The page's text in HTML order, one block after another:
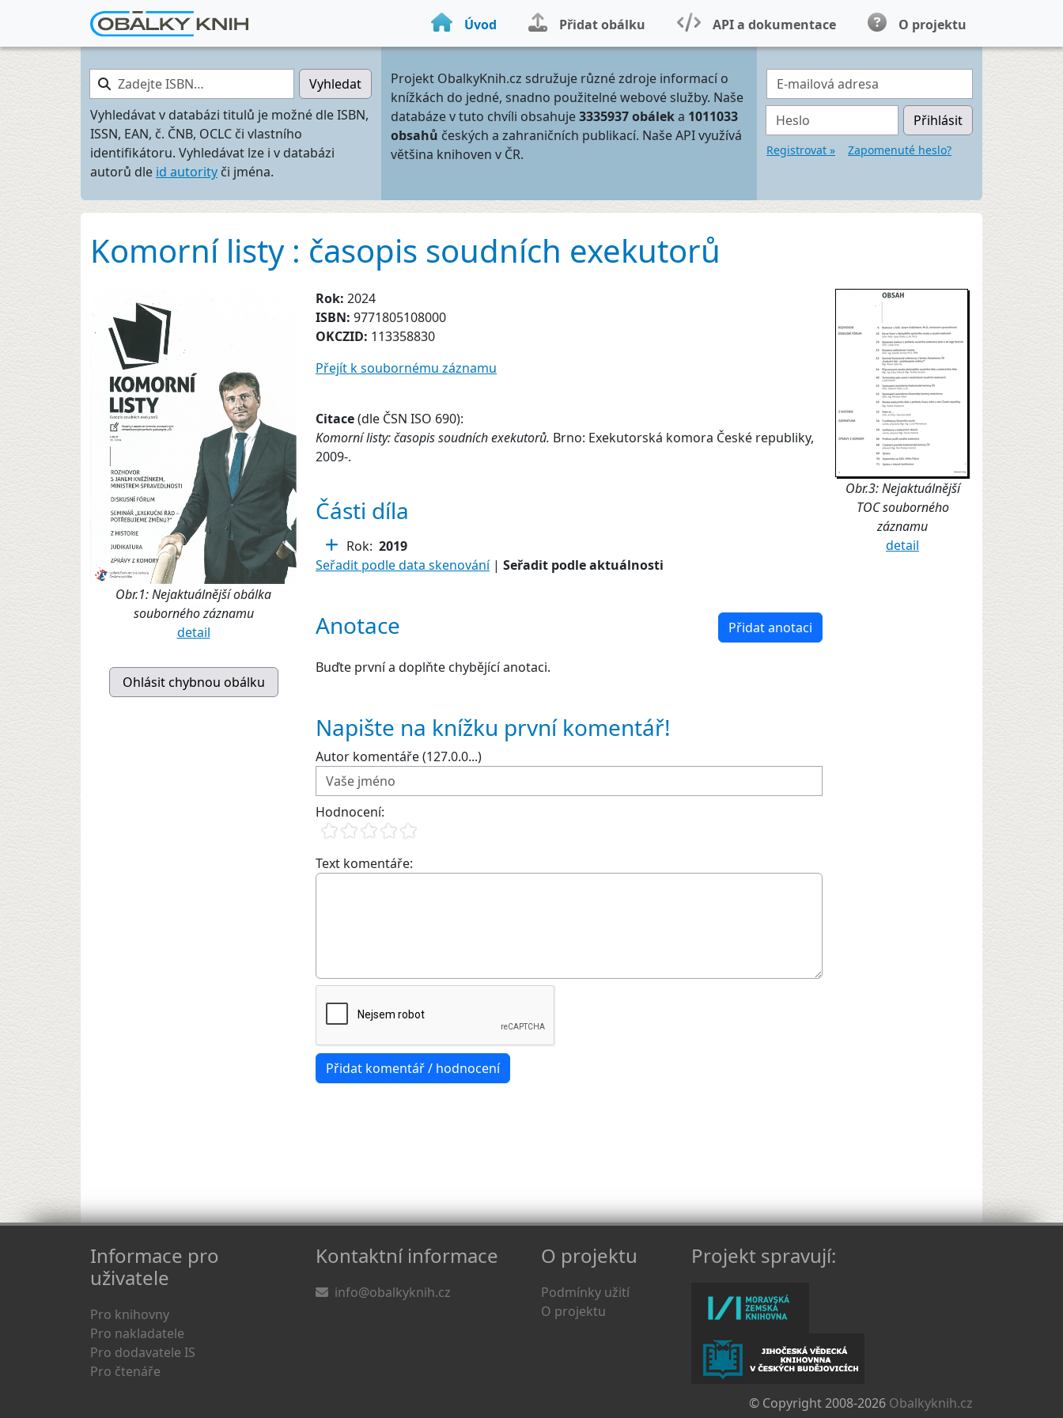
Úvod Přidat obálku API a dokumentace O projektu
Zadejte ISBN…
Vyhledat
Vyhledávat v databázi titulů je možné dle ISBN,
ISSN, EAN, č. ČNB, OCLC či vlastního
identifikátoru. Vyhledávat lze i v databázi
autorů dle id autority či jména.
Projekt ObalkyKnih.cz sdružuje různé zdroje informací o
knížkách do jedné, snadno použitelné webové služby. Naše
databáze v tuto chvíli obsahuje3335937 obáleka 1011033
obsahů českých a zahraničních publikací. Naše API využívá
většina knihoven v ČR.
E-mailová adresa
Heslo Přihlásit
Registrovat » Zapomenuté heslo?
Komorní listy : časopis soudních exekutorů
Obr.1: Nejaktuálnější obálka
souborného záznamu
detail
Rok: 2024
ISBN: 9771805108000
OKCZID: 113358830
Přejít k soubornému záznamu
Citace(dle ČSN ISO 690):
Komorní listy: časopis soudních exekutorů. Brno: Exekutorská komora České republiky,
2009-.
Části díla
Rok: 2019
Seřadit podle data skenování| Seřadit podle aktuálnosti
Anotace Přidat anotaci
Buďte první a doplňte chybějící anotaci.
Napište na knížku první komentář!
Autor komentáře (127.0.0...)
Hodnocení:
Text komentáře:
Obr.3: Nejaktuálnější
TOC souborného
záznamu
detail
Informace pro
uživatele
Pro knihovny
Pro nakladatele
Pro dodavatele IS
Pro čtenáře
Kontaktní informace
info@obalkyknih.cz
O projektu
Podmínky užití
O projektu
Projekt spravují:
© Copyright 2008-2026 Obalkyknih.cz